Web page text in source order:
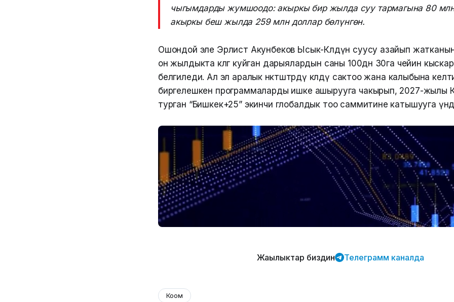
чыгымдарды жумшоодо: акыркы бир жылда суу тармагына 80
акыркы беш жылда 259 млн доллар бөлүнгөн.
Ошондой эле Эрлист Акунбеков Ысык-Көлдүн суусу азайып
он жылдыкта көлгө куйган дарыялардын саны 100дөн 30га чейин
белгиледи. Ал эл аралык өнөктөштөрдү көлдү сактоо жана калыбына
биргелешкен программаларды ишке ашырууга чакырып, 2027-жылы
турган “Бишкек+25” экинчи глобалдык тоо саммитине катышууга
Жаңылыктар биздин Телеграмм каналда
Коом